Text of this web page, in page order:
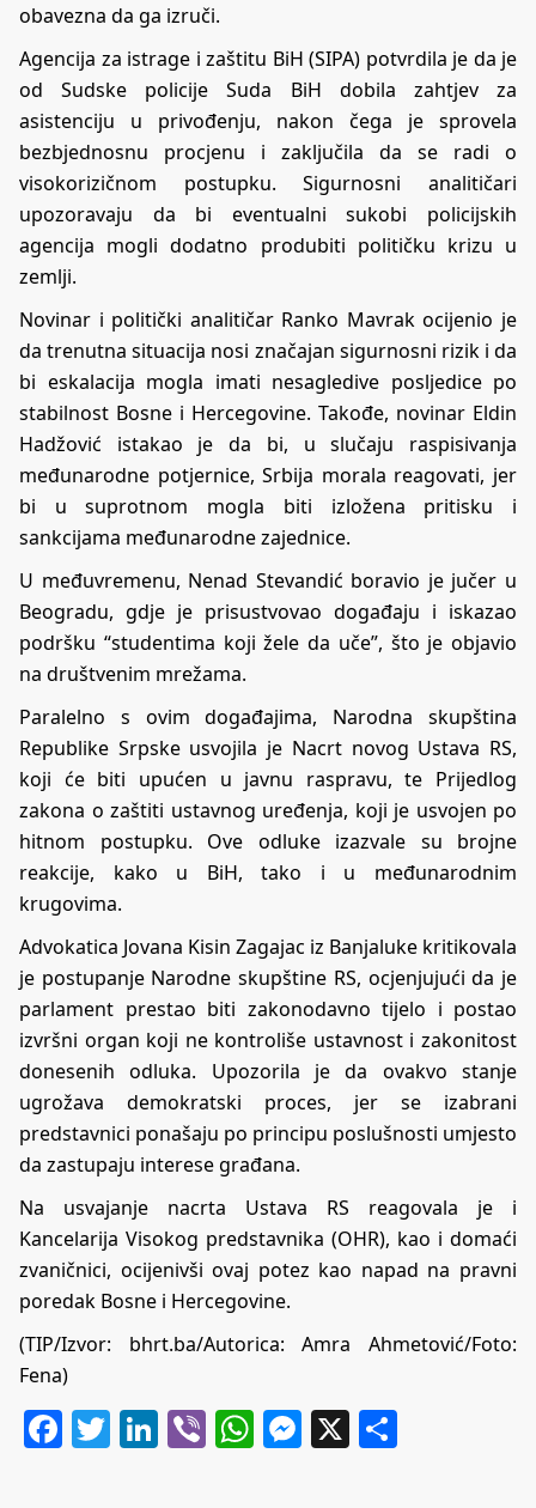
obavezna da ga izruči.
Agencija za istrage i zaštitu BiH (SIPA) potvrdila je da je
od Sudske policije Suda BiH dobila zahtjev za
asistenciju u privođenju, nakon čega je sprovela
bezbjednosnu procjenu i zaključila da se radi o
visokorizičnom postupku. Sigurnosni analitičari
upozoravaju da bi eventualni sukobi policijskih
agencija mogli dodatno produbiti političku krizu u
zemlji.
Novinar i politički analitičar Ranko Mavrak ocijenio je
da trenutna situacija nosi značajan sigurnosni rizik i da
bi eskalacija mogla imati nesagledive posljedice po
stabilnost Bosne i Hercegovine. Takođe, novinar Eldin
Hadžović istakao je da bi, u slučaju raspisivanja
međunarodne potjernice, Srbija morala reagovati, jer
bi u suprotnom mogla biti izložena pritisku i
sankcijama međunarodne zajednice.
U međuvremenu, Nenad Stevandić boravio je jučer u
Beogradu, gdje je prisustvovao događaju i iskazao
podršku “studentima koji žele da uče”, što je objavio
na društvenim mrežama.
Paralelno s ovim događajima, Narodna skupština
Republike Srpske usvojila je Nacrt novog Ustava RS,
koji će biti upućen u javnu raspravu, te Prijedlog
zakona o zaštiti ustavnog uređenja, koji je usvojen po
hitnom postupku. Ove odluke izazvale su brojne
reakcije, kako u BiH, tako i u međunarodnim
krugovima.
Advokatica Jovana Kisin Zagajac iz Banjaluke kritikovala
je postupanje Narodne skupštine RS, ocjenjujući da je
parlament prestao biti zakonodavno tijelo i postao
izvršni organ koji ne kontroliše ustavnost i zakonitost
donesenih odluka. Upozorila je da ovakvo stanje
ugrožava demokratski proces, jer se izabrani
predstavnici ponašaju po principu poslušnosti umjesto
da zastupaju interese građana.
Na usvajanje nacrta Ustava RS reagovala je i
Kancelarija Visokog predstavnika (OHR), kao i domaći
zvaničnici, ocijenivši ovaj potez kao napad na pravni
poredak Bosne i Hercegovine.
(TIP/Izvor: bhrt.ba/Autorica: Amra Ahmetović/Foto:
Fena)
Facebook
Twitter
LinkedIn
ViberWhatsApp
Messenger
X